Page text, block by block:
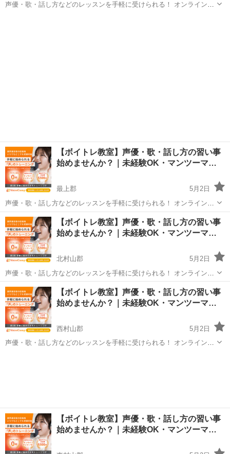
声優・歌・話し方などのレッスンを手軽に受けられる！ オンラインボ
【ボイトレ教室】声優・歌・話し方の習い事
始めませんか？｜未経験OK・マンツーマ…
最上郡
5月2日
声優・歌・話し方などのレッスンを手軽に受けられる！ オンラインボ
イトレ教室「Voice Camp（ボイスキャンプ）」 「声優のレッスンを一
度受けてみたい」 「話し方に自信がなくて改善したい」 「歌が上手く
なって気...
山形 最上郡 その他
【ボイトレ教室】声優・歌・話し方の習い事
始めませんか？｜未経験OK・マンツーマ…
北村山郡
5月2日
声優・歌・話し方などのレッスンを手軽に受けられる！ オンラインボ
イトレ教室「Voice Camp（ボイスキャンプ）」 「声優のレッスンを一
度受けてみたい」 「話し方に自信がなくて改善したい」 「歌が上手く
なって気...
山形 北村山郡 その他
【ボイトレ教室】声優・歌・話し方の習い事
始めませんか？｜未経験OK・マンツーマ…
西村山郡
5月2日
声優・歌・話し方などのレッスンを手軽に受けられる！ オンラインボ
【ボイトレ教室】声優・歌・話し方の習い事
始めませんか？｜未経験OK・マンツーマ…